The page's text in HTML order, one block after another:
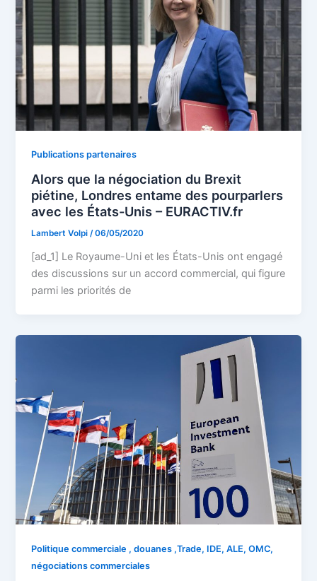
Publications partenaires
Alors que la négociation du Brexit
piétine, Londres entame des pourparlers
avec les États-Unis – EURACTIV.fr
Lambert Volpi/06/05/2020
[ad_1] Le Royaume-Uni et les États-Unis ont engagé
des discussions sur un accord commercial, qui figure
parmi les priorités de
Politique commerciale , douanes ,Trade, IDE, ALE, OMC,
négociations commerciales